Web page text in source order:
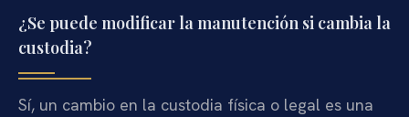
¿Se puede modificar la manutención si cambia la
custodia?
Sí, un cambio en la custodia física o legal es una